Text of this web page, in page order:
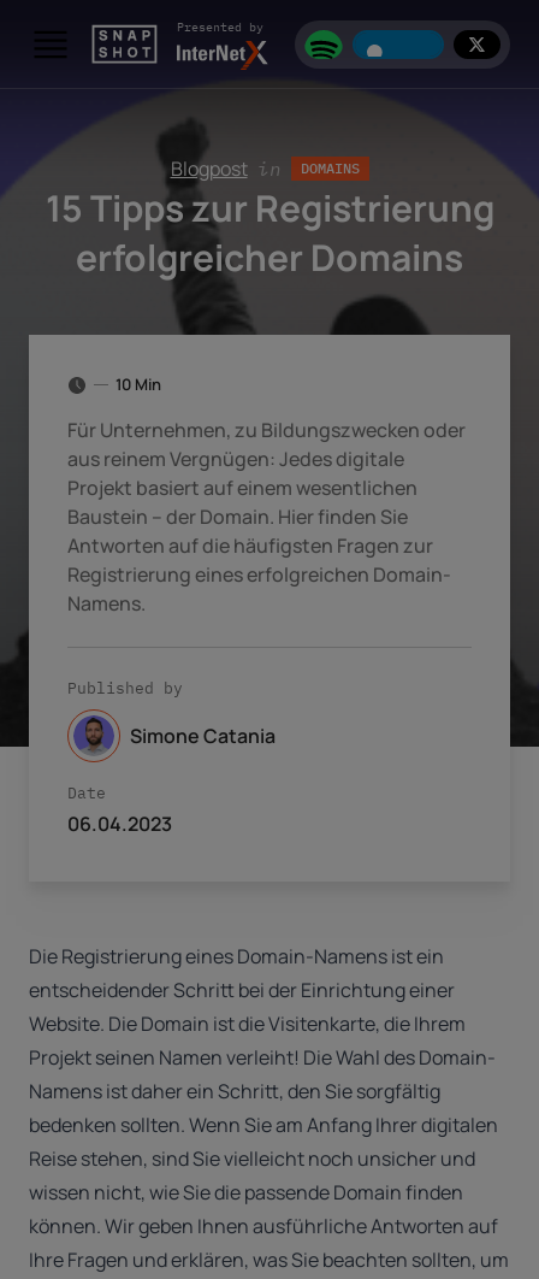
Presented by
Blogpost in DOMAINS
15 Tipps zur Registrierung
erfolgreicher Domains
10 Min
Für Unternehmen, zu Bildungszwecken oder
aus reinem Vergnügen: Jedes digitale
Projekt basiert auf einem wesentlichen
Baustein – der Domain. Hier finden Sie
Antworten auf die häufigsten Fragen zur
Registrierung eines erfolgreichen Domain-
Namens.
Published by
Simone Catania
Date
06.04.2023
Die Registrierung eines Domain-Namens ist ein
entscheidender Schritt bei der Einrichtung einer
Website. Die Domain ist die Visitenkarte, die Ihrem
Projekt seinen Namen verleiht! Die Wahl des Domain-
Namens ist daher ein Schritt, den Sie sorgfältig
bedenken sollten. Wenn Sie am Anfang Ihrer digitalen
Reise stehen, sind Sie vielleicht noch unsicher und
wissen nicht, wie Sie die passende Domain finden
können. Wir geben Ihnen ausführliche Antworten auf
Ihre Fragen und erklären, was Sie beachten sollten, um